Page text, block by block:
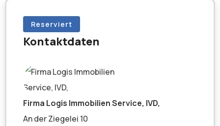
Reserviert
Kontaktdaten
Firma Logis Immobilien Service, IVD,
An der Ziegelei 10